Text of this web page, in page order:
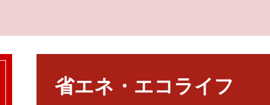
省エネ・エコライフ